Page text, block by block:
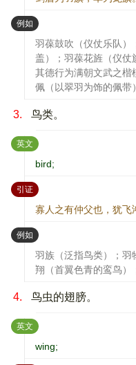
例如 ：
羽葆鼓吹（仪仗乐队）
盖）；羽葆花旌（仪仗
其德行为满朝文武之楷
佩（以翠羽为饰的佩带）
3. 鸟类。
英文 ：
bird;
引证：
寡人之有仲父也，犹
例如 ：
羽族（泛指鸟类）；羽
翔（首翼色青的鸾鸟）
4. 鸟虫的翅膀。
英文 ：
wing;